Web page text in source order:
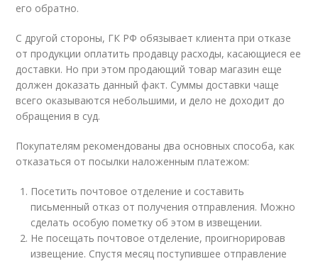
его обратно.
С другой стороны, ГК РФ обязывает клиента при отказе
от продукции оплатить продавцу расходы, касающиеся ее
доставки. Но при этом продающий товар магазин еще
должен доказать данный факт. Суммы доставки чаще
всего оказываются небольшими, и дело не доходит до
обращения в суд.
Покупателям рекомендованы два основных способа, как
отказаться от посылки наложенным платежом:
Посетить почтовое отделение и составить
письменный отказ от получения отправления. Можно
сделать особую пометку об этом в извещении.
Не посещать почтовое отделение, проигнорировав
извещение. Спустя месяц поступившее отправление